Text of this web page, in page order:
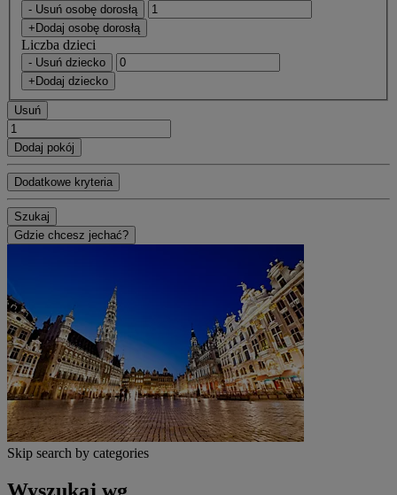
- Usuń osobę dorosłą
+Dodaj osobę dorosłą
Liczba dzieci
- Usuń dziecko
+Dodaj dziecko
Usuń
Dodaj pokój
Dodatkowe kryteria
Szukaj
Gdzie chcesz jechać?
Skip search by categories